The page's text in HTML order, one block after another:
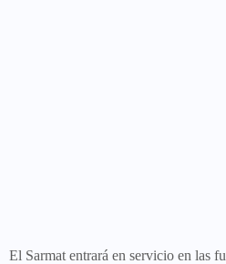
El Sarmat entrará en servicio en las